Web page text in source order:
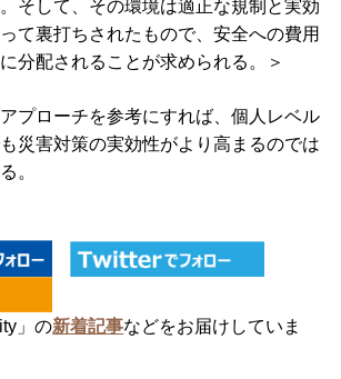
そして、その環境は適正な規制と実効
て裏打ちされたもので、安全への費用
分配されることが求められる。＞
プローチを参考にすれば、個人レベル
災害対策の実効性がより高まるのでは
。
」の新着記事などをお届けしていま